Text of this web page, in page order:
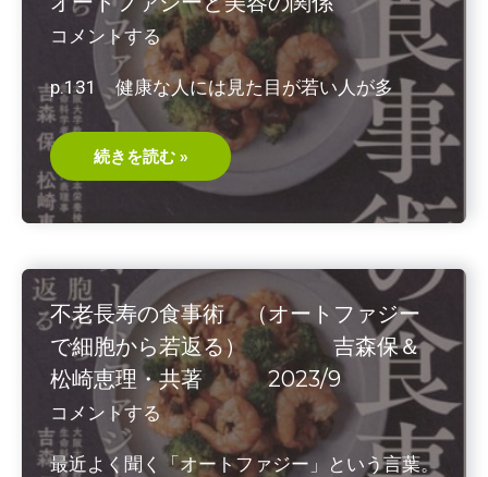
卓
二・
著
2021/1
コメントする
p.131 健康な人には見た目が若い人が多
オ
ー
ト
ァ
と
容
の
関
係
続きを読む »
不老長寿の食事術 （オートファジー
で細胞から若返る） 吉森保＆
松崎恵理・共著 2023/9
コメントする
最近よく聞く「オートファジー」という言葉。